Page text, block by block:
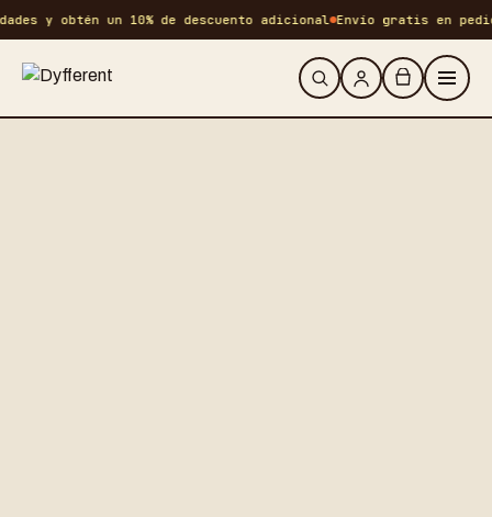
y obtén un 10% de descuento adicional Envío gratis en